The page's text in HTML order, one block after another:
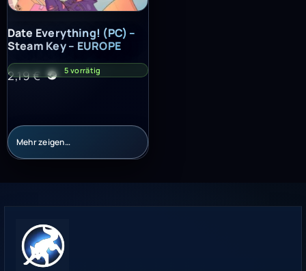
Date Everything! (PC) – Steam Key – EUROPE
Date Everything! (PC) –
Steam Key – EUROPE
2,19€ 5 vorrätig
Mehr zeigen…